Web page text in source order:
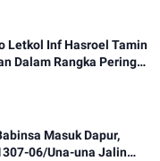
Letkol Inf Hasroel Tamin
Dalam Rangka Peringati
Masuk Dapur,
06/Una-una Jalin